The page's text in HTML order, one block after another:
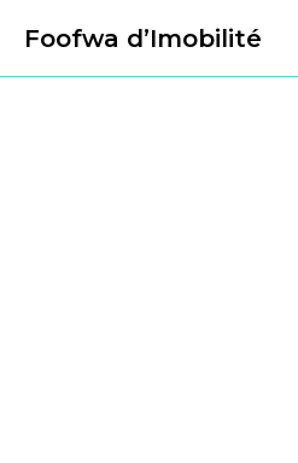
Foofwa d’Imobilité